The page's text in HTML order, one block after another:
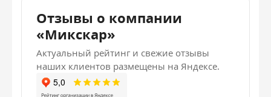
Отзывы о компании
«Микскар»
Актуальный рейтинг и свежие отзывы
наших клиентов размещены на Яндексе.